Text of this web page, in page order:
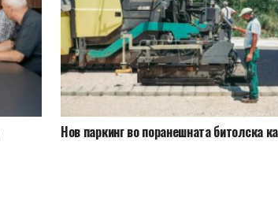
Нов паркинг во поранешната битолска